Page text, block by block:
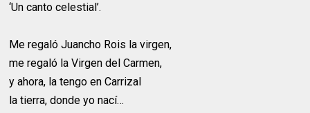
‘Un canto celestial’.
Me regaló Juancho Rois la virgen,
me regaló la Virgen del Carmen,
y ahora, la tengo en Carrizal
la tierra, donde yo nací…